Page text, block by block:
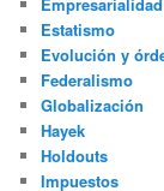
Estatismo
Evolución y
Federalismo
Globalización
Hayek
Holdouts
Impuestos